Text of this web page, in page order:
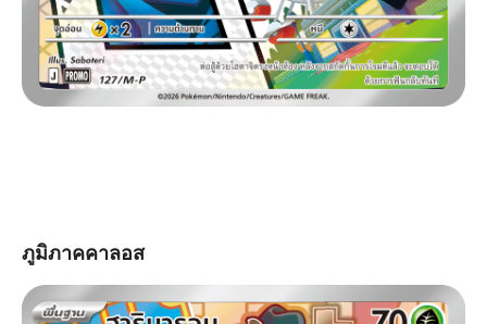
ภูมิภาคคาลอส